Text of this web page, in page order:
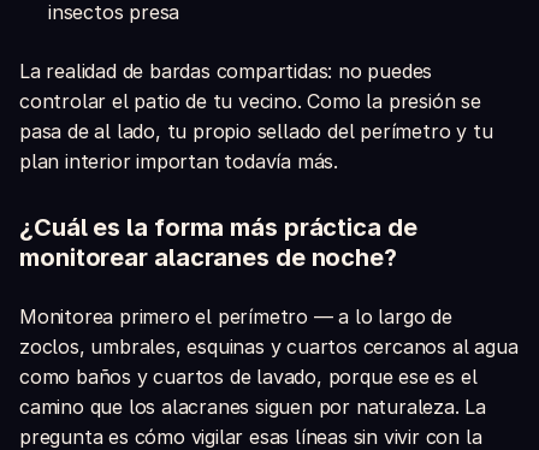
insectos presa
La realidad de bardas compartidas: no puedes
controlar el patio de tu vecino. Como la presión se
pasa de al lado, tu propio sellado del perímetro y tu
plan interior importan todavía más.
¿Cuál es la forma más práctica de
monitorear alacranes de noche?
Monitorea primero el perímetro — a lo largo de
zoclos, umbrales, esquinas y cuartos cercanos al agua
como baños y cuartos de lavado, porque ese es el
camino que los alacranes siguen por naturaleza. La
pregunta es cómo vigilar esas líneas sin vivir con la